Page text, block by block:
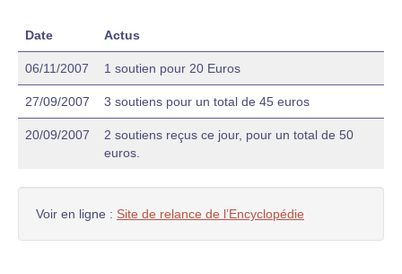
Date Actus
06/11/2007 1 soutien pour 20 Euros
27/09/2007 3 soutiens pour un total de 45 euros
20/09/2007
2 soutiens reçus ce jour, pour un total de 50
euros.
Voir en ligne : Site de relance de l’Encyclopédie